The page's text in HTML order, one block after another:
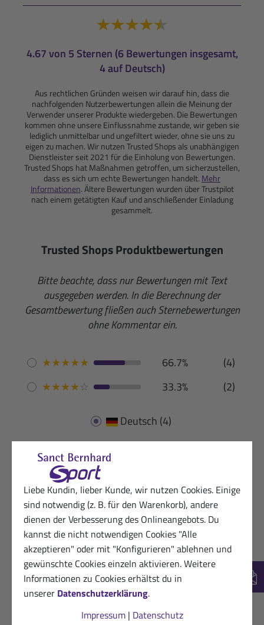
Liebe Kundin, lieber Kunde, wir nutzen Cookies. Einige
sind notwendig (z. B. für den Warenkorb), andere
dienen der Verbesserung des Onlineangebots. Du
kannst die nicht notwendigen Cookies "Alle
akzeptieren" oder mit "Konfigurieren" ablehnen und
gewünschte Cookies einzeln aktivieren. Weitere
Informationen zu Cookies erhältst du in
unserer Datenschutzerklärung.
Impressum| Datenschutz
4.67 von 5 Sternen (6 Bewertungen insgesamt,
4 auf Deutsch)
Aus rechtlichen Gründen weisen wir darauf hin, dass die
nachfolgenden Nutzerbewertungen allein die Meinung der
Verwender unserer Produkte wiedergeben. Die Bewertungen
kommen ohne unsere Einflussnahme zustande, wir geben sie
lediglich unmittelbar und ungefiltert wieder, ohne sie uns zu
eigen zu machen. Wir nutzen Trusted Shops als unabhängigen
Dienstleister seit 2021 für die Einholung von Bewertungen.
Trusted Shops hat Maßnahmen getroffen, um sicherzustellen,
dass es sich um echte Bewertungen handelt. Mehr
Informationen. Ältere Bewertungen wurden über Trustpilot
nach einem getätigten Kauf und anschließender Einladung
gesammelt.
Trusted Shops Produktbewertungen
Bitte beachte, dass nur Bewertungen mit Text
ausgegeben werden. In die Berechnung der
Gesamtbewertung fließen auch Sternebewertungen
ohne Kommentar ein.
★★★★★ 66.7%
(4)
★★★★☆ 33.3% (2)
Deutsch (4)
20.05.2026
Glückliche Sanct Bernhard Sport-Kundin
★★★★★
Sehr gute Qualität nur der Dosierungslöffel
könnte kleiner sein
VERIFIZIERT Hilfreich? (0)
Zufriedener Kunde von Sanct Bernhard